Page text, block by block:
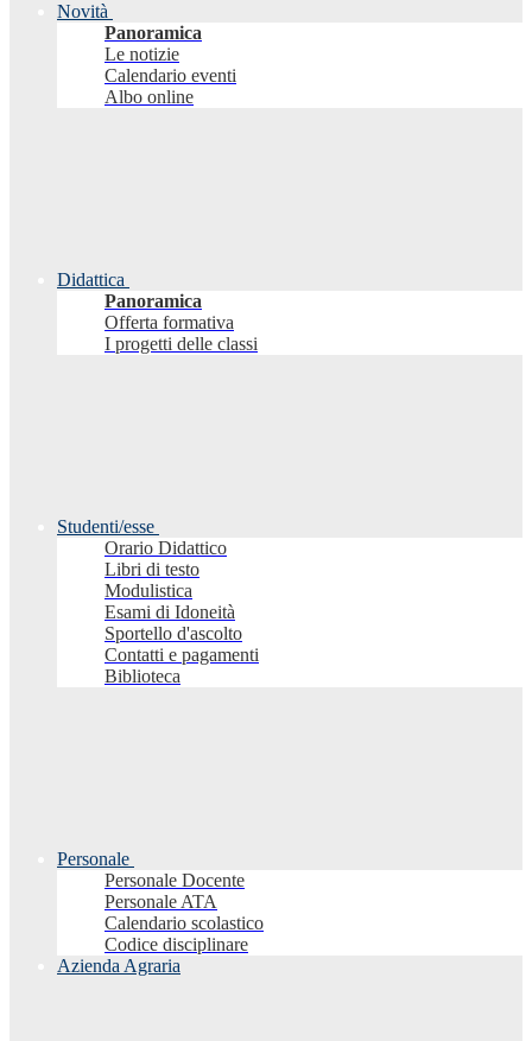
Novità
Panoramica
Le notizie
Calendario eventi
Albo online
Didattica
Panoramica
Offerta formativa
I progetti delle classi
Studenti/esse
Orario Didattico
Libri di testo
Modulistica
Esami di Idoneità
Sportello d'ascolto
Contatti e pagamenti
Biblioteca
Personale
Personale Docente
Personale ATA
Calendario scolastico
Codice disciplinare
Azienda Agraria